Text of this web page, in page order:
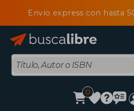
Envío express con hasta
0